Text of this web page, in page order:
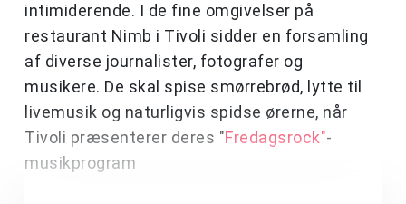
intimiderende. I de fine omgivelser på
restaurant Nimb i Tivoli sidder en forsamling
af diverse journalister, fotografer og
musikere. De skal spise smørrebrød, lytte til
livemusik og naturligvis spidse ørerne, når
Tivoli præsenterer deres "Fredagsrock"-
musikprogram